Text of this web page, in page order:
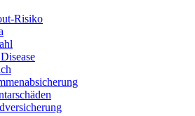
Risiko